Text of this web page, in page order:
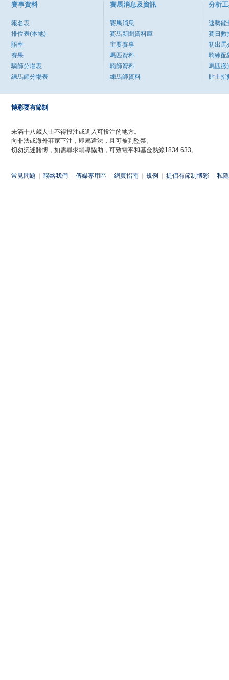
賽事資料
報名表
排位表(本地)
賠率
賽果
騎師分場表
練馬師分場表
賽馬消息及資訊
賽馬消息
賽馬新聞資料庫
主要賽事
馬匹資料
騎師資料
練馬師資料
分析
速勢能
賽日數
初出馬
騎練配
馬匹搬
貼士指
博彩要有節制
未滿十八歲人士不得投注或進入可投注的地方。
向非法或海外莊家下注，即屬違法，且可被判監禁。
切勿沉迷賭博，如需尋求輔導協助，可致電平和基金熱線1834 633。
常見問題 聯絡我們 傳媒專用區 網頁指南 規例 提倡有節制博彩 私